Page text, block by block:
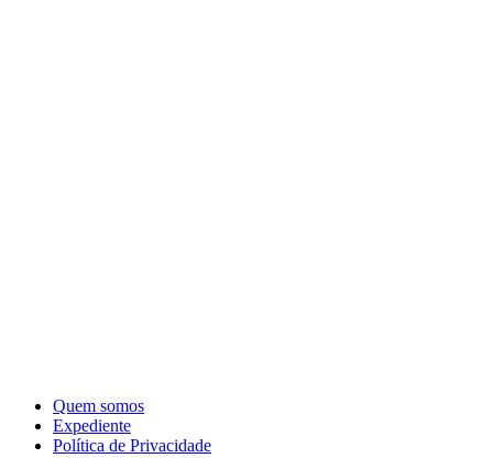
Quem somos
Expediente
Política de Privacidade